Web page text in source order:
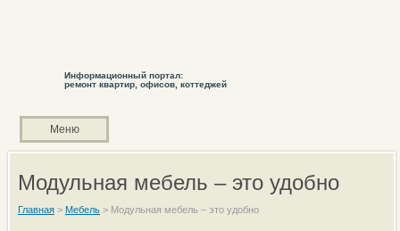
Информационный портал:
ремонт квартир, офисов, коттеджей
Меню
Модульная мебель – это удобно
Главная> Мебель> Модульная мебель – это удобно